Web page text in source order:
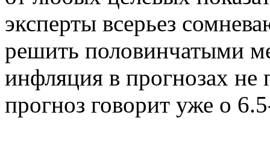
эксперты всерьез
решить половинчатыми
инфляция в прогнозах не
прогноз говорит уже о